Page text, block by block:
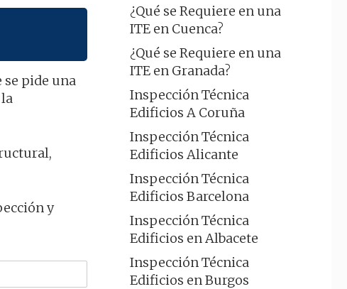
se pide una
y
¿Qué se Requiere en una
ITE en Cuenca?
¿Qué se Requiere en una
ITE en Granada?
Inspección Técnica
Edificios A Coruña
Inspección Técnica
Edificios Alicante
Inspección Técnica
Edificios Barcelona
Inspección Técnica
Edificios en Albacete
Inspección Técnica
Edificios en Burgos